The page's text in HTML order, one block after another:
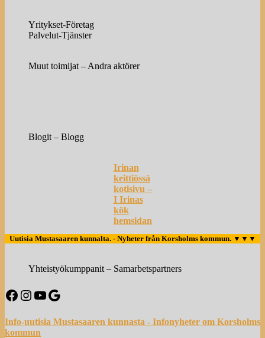
Yritykset-Företag
Palvelut-Tjänster
Muut toimijat – Andra aktörer
Blogit – Blogg
Irinan
keittiössä
kotisivu –
I Irinas
kök
hemsidan
Uutisia Mustasaaren kunnalta. - Nyheter från Korsholms kommun.▼▼▼
Yhteistyökumppanit – Samarbetspartners
Facebook
Instagram
YouTube
Google
Info-uutisia Mustasaaren kunnasta - Infonyheter om Korsholms
kommun